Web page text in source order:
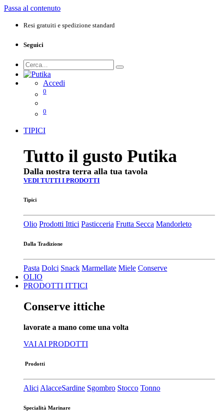
Passa al contenuto
Resi gratuiti e spedizione standard
Seguici
Accedi
0
0
TIPICI
Tutto il gusto Putika
Dalla nostra terra alla tua tavola
VEDI TUTTI I PRODOTTI
Tipici
Olio Prodotti Ittici Pasticceria Frutta Secca Mandorleto
Dalla Tradizione
Pasta Dolci Snack Marmellate Miele Conserve
OLIO
PRODOTTI ITTICI
Conserve ittiche
lavorate a mano come una volta
VAI AI PRODOTTI
Prodotti
Alici AlacceSardine Sgombro Stocco Tonno
Specialità Marinare